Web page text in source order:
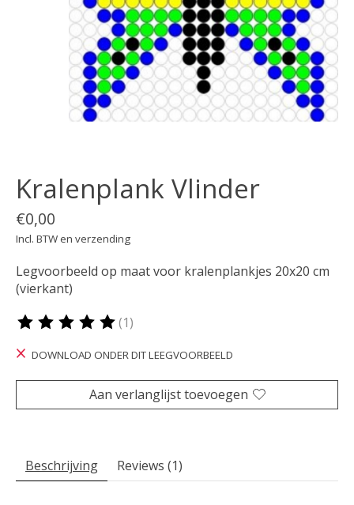
Kralenplank Vlinder
€0,00
Incl. BTW en verzending
Legvoorbeeld op maat voor kralenplankjes 20x20 cm
(vierkant)
De beoordeling van dit product is
(1)
DOWNLOAD ONDER DIT LEEGVOORBEELD
Aan verlanglijst toevoegen
Beschrijving Reviews (1)